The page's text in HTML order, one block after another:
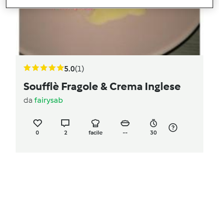
5.0(1)
Soufflè Fragole & Crema Inglese
da fairysab
0 2 facile -- 30